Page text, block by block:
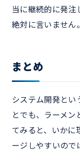
当に継続的に発注
絶対に言いません。
まとめ
システム開発とい
とでも、ラーメン
てみると、いかに
ージしやすいので